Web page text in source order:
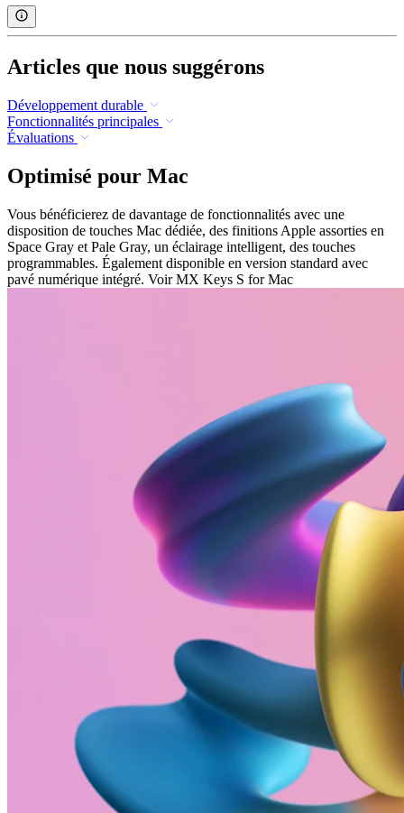
Articles que nous suggérons
Développement durable
Fonctionnalités principales
Évaluations
Optimisé pour Mac
Vous bénéficierez de davantage de fonctionnalités avec une
disposition de touches Mac dédiée, des finitions Apple assorties en
Space Gray et Pale Gray, un éclairage intelligent, des touches
programmables. Également disponible en version standard avec
pavé numérique intégré. Voir MX Keys S for Mac